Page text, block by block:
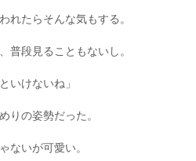
れたらそんな気もする。
普段見ることもないし。
いけないね」
りの姿勢だった。
ないが可愛い。